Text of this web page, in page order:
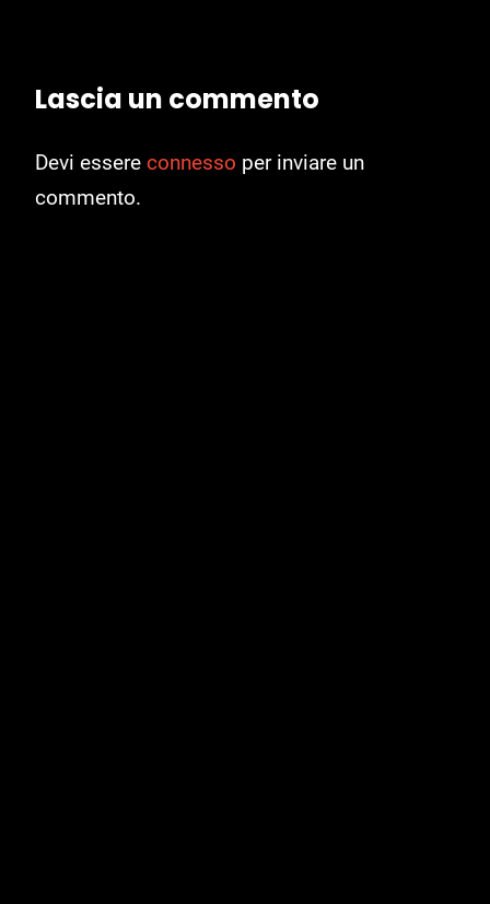
Lascia un commento
Devi essere connesso per inviare un
commento.